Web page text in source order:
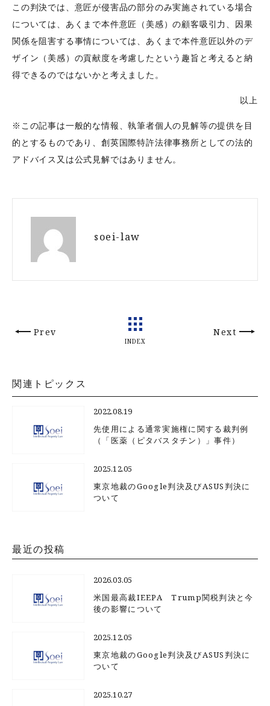
この判決では、意匠が侵害品の部分のみ実施されている場合
については、あくまで本件意匠（美感）の顧客吸引力、因果
関係を阻害する事情については、あくまで本件意匠以外のデ
ザイン（美感）の貢献度を考慮したという趣旨と考えると納
得できるのではないかと考えました。
以上
※この記事は一般的な情報、執筆者個人の見解等の提供を目
的とするものであり、創英国際特許法律事務所としての法的
アドバイス又は公式見解ではありません。
soei-law
Prev
INDEX
Next
関連トピックス
2022.08.19
先使用による通常実施権に関する裁判例
（「医薬（ピタバスタチン）」事件）
2025.12.05
東京地裁のGoogle判決及びASUS判決に
ついて
最近の投稿
2026.03.05
米国最高裁IEEPA Trump関税判決と今
後の影響について
2025.12.05
東京地裁のGoogle判決及びASUS判決に
ついて
2025.10.27